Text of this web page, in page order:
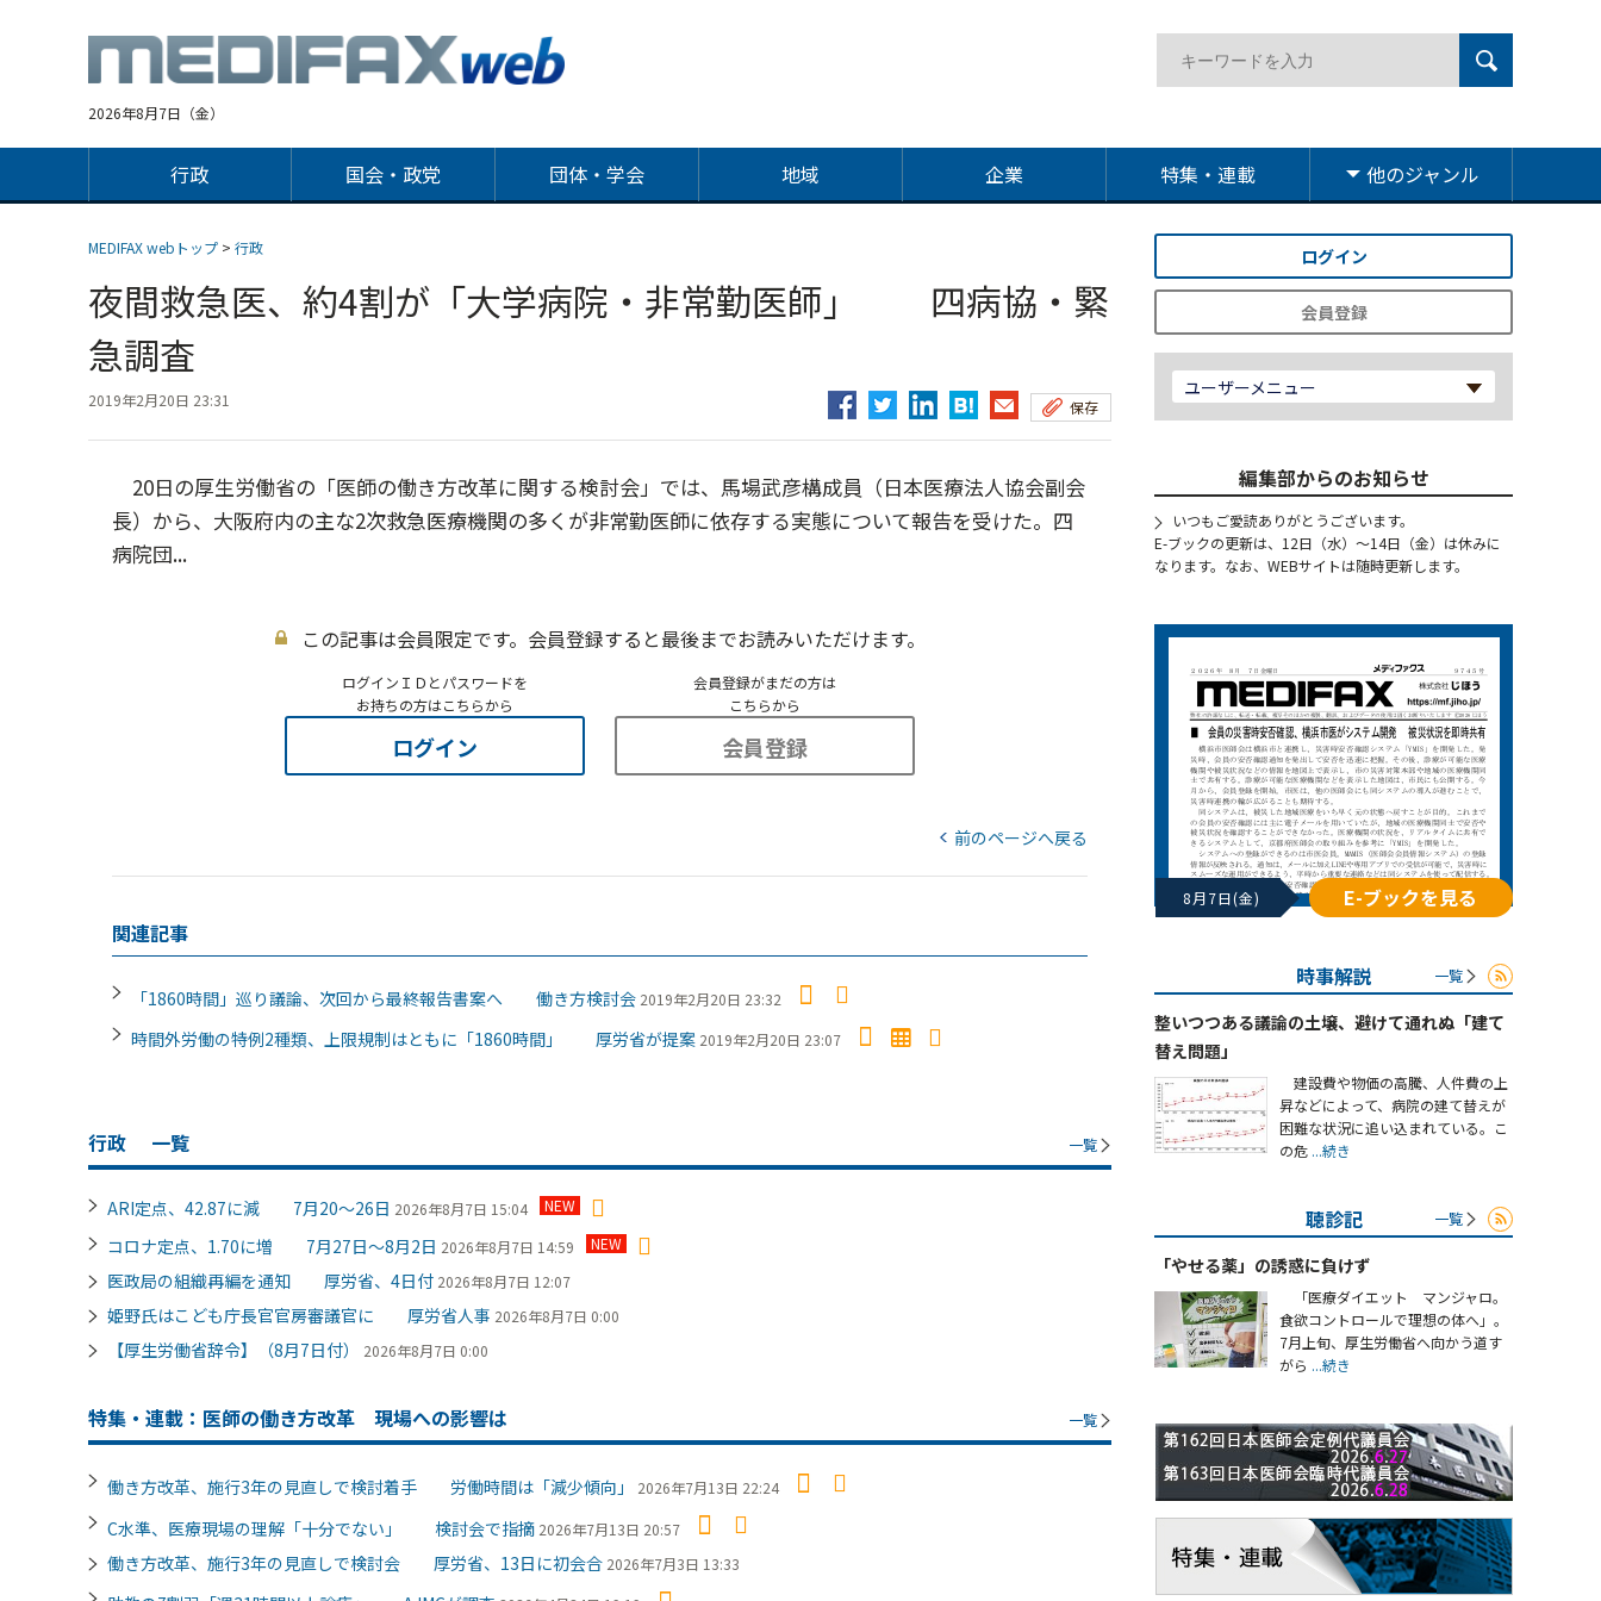
2026年8月7日（金）
行政 国会・政党 団体・学会 地域 企業 特集・連載 他のジャンル
MEDIFAX webトップ > 行政
夜間救急医、約4割が「大学病院・非常勤医師」 四病協・緊
急調査
2019年2月20日 23:31 保存
20日の厚生労働省の「医師の働き方改革に関する検討会」では、馬場武彦構成員（日本医療法人協会副会
長）から、大阪府内の主な2次救急医療機関の多くが非常勤医師に依存する実態について報告を受けた。四
病院団...
この記事は会員限定です。会員登録すると最後までお読みいただけます。
ログインＩＤとパスワードを
お持ちの方はこちらから
ログイン
会員登録がまだの方は
こちらから
会員登録
前のページへ戻る
関連記事
「1860時間」巡り議論、次回から最終報告書案へ 働き方検討会 2019年2月20日 23:32
時間外労働の特例2種類、上限規制はともに「1860時間」 厚労省が提案 2019年2月20日 23:07
行政 一覧 一覧
ARI定点、42.87に減 7月20～26日 2026年8月7日 15:04 NEW
コロナ定点、1.70に増 7月27日～8月2日 2026年8月7日 14:59 NEW
医政局の組織再編を通知 厚労省、4日付 2026年8月7日 12:07
姫野氏はこども庁長官官房審議官に 厚労省人事 2026年8月7日 0:00
【厚生労働省辞令】（8月7日付） 2026年8月7日 0:00
特集・連載：医師の働き方改革 現場への影響は 一覧
働き方改革、施行3年の見直しで検討着手 労働時間は「減少傾向」 2026年7月13日 22:24
C水準、医療現場の理解「十分でない」 検討会で指摘 2026年7月13日 20:57
働き方改革、施行3年の見直しで検討会 厚労省、13日に初会合 2026年7月3日 13:33
ログイン
会員登録
ユーザーメニュー
編集部からのお知らせ
いつもご愛読ありがとうございます。
E-ブックの更新は、12日（水）～14日（金）は休みに
なります。なお、WEBサイトは随時更新します。
8月7日(金) E-ブックを見る
時事解説 一覧
整いつつある議論の土壌、避けて通れぬ「建て
替え問題」
建設費や物価の高騰、人件費の上
昇などによって、病院の建て替えが
困難な状況に追い込まれている。こ
の危 ...続き
聴診記 一覧
「やせる薬」の誘惑に負けず
「医療ダイエット マンジャロ。
食欲コントロールで理想の体へ」。
7月上旬、厚生労働省へ向かう道す
がら ...続き